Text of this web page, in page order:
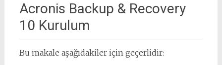
Acronis Backup & Recovery
10 Kurulum
Bu makale aşağıdakiler için geçerlidir: